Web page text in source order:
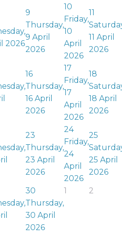
2026
9
Thursday,
9 April
2026
10
Friday,
10
April
2026
11
11 April
2026
16
Thursday,
16 April
2026
17
Friday,
17
April
2026
18
18 April
2026
23
Thursday,
23 April
2026
24
Friday,
24
April
2026
25
25 April
2026
30
Thursday,
30 April
2026
1 2